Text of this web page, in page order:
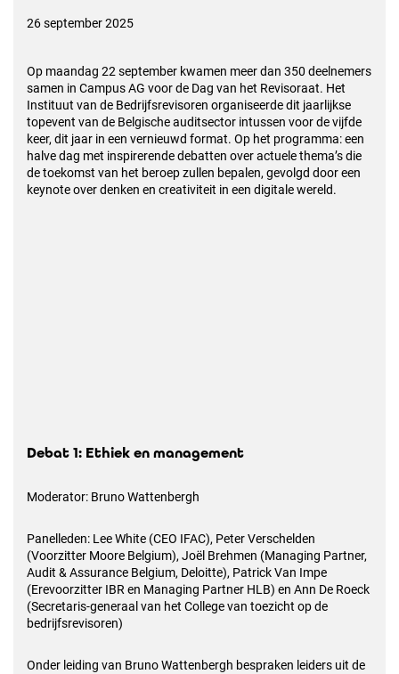
26 september 2025
Op maandag 22 september kwamen meer dan 350 deelnemers
samen in Campus AG voor de Dag van het Revisoraat. Het
Instituut van de Bedrijfsrevisoren organiseerde dit jaarlijkse
topevent van de Belgische auditsector intussen voor de vijfde
keer, dit jaar in een vernieuwd format. Op het programma: een
halve dag met inspirerende debatten over actuele thema’s die
de toekomst van het beroep zullen bepalen, gevolgd door een
keynote over denken en creativiteit in een digitale wereld.
Debat 1: Ethiek en management
Moderator: Bruno Wattenbergh
Panelleden: Lee White (CEO IFAC), Peter Verschelden
(Voorzitter Moore Belgium), Joël Brehmen (Managing Partner,
Audit & Assurance Belgium, Deloitte), Patrick Van Impe
(Erevoorzitter IBR en Managing Partner HLB) en Ann De Roeck
(Secretaris-generaal van het College van toezicht op de
bedrijfsrevisoren)
Onder leiding van Bruno Wattenbergh bespraken leiders uit de